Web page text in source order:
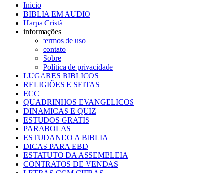
Inicio
BIBLIA EM AUDIO
Harpa Cristã
informações
termos de uso
contato
Sobre
Política de privacidade
LUGARES BIBLICOS
RELIGIÕES E SEITAS
ECC
QUADRINHOS EVANGELICOS
DINAMICAS E QUIZ
ESTUDOS GRATIS
PARABOLAS
ESTUDANDO A BIBLIA
DICAS PARA EBD
ESTATUTO DA ASSEMBLEIA
CONTRATOS DE VENDAS